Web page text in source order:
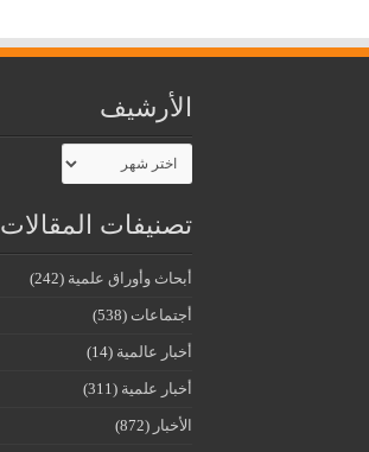
الأرشيف
الأرشيف
تصنيفات المقالات
أبحاث وأوراق علمية (242)
أجتماعات (538)
أخبار عالمية (14)
أخبار علمية (311)
الأخبار (872)